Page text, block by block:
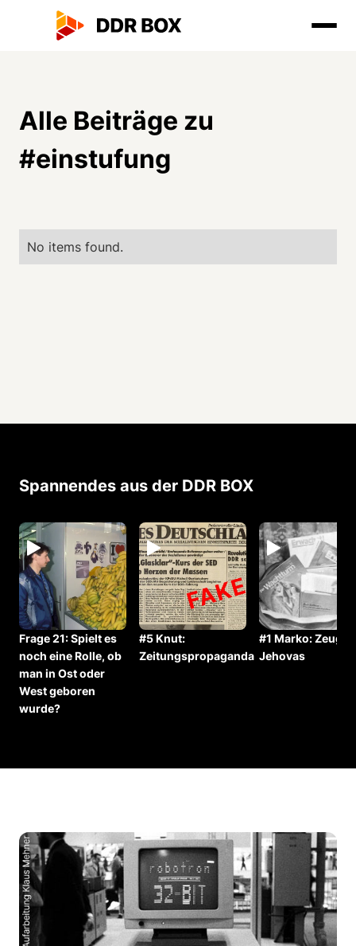
Alle Beiträge zu
#einstufung
No items found.
Spannendes aus der DDR BOX
Frage 21: ⁠⁠⁠Spielt es
noch eine Rolle, ob
man in Ost oder
West geboren
wurde?
#5 Knut:
Zeitungspropaganda
#1 Marko: Zeugen
Jehovas